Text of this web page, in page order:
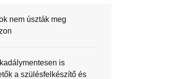
nem úszták meg
is
a szülésfelkészítő és